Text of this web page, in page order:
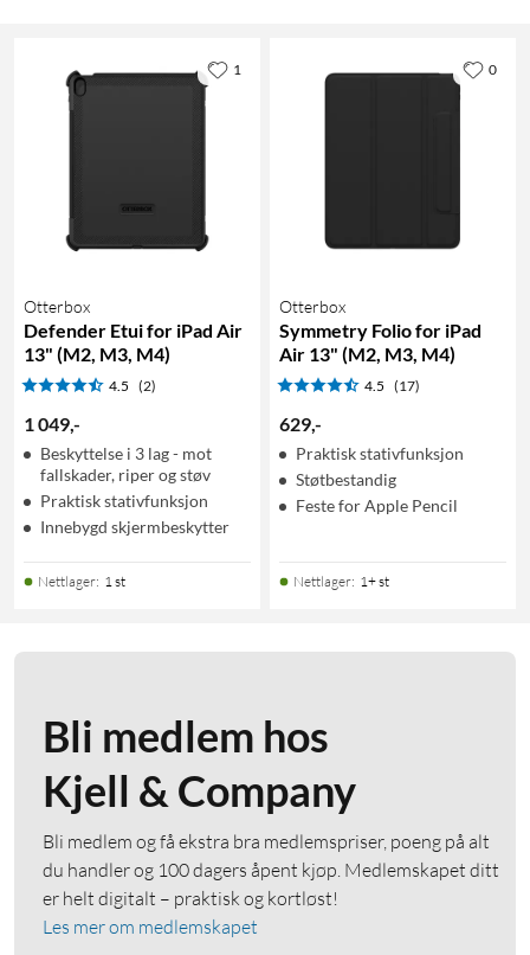
Otterbox
Defender Etui for iPad Air
13" (M2, M3, M4)
4.5 (2)
1 049,-
Beskyttelse i 3 lag - mot
fallskader, riper og støv
Praktisk stativfunksjon
Innebygd skjermbeskytter
Nettlager: 1 st
1
Otterbox
Symmetry Folio for iPad
Air 13" (M2, M3, M4)
4.5 (17)
629,-
Praktisk stativfunksjon
Støtbestandig
Feste for Apple Pencil
Nettlager: 1+ st
0
Bli medlem hos
Kjell & Company
Bli medlem og få ekstra bra medlemspriser, poeng på alt
du handler og 100 dagers åpent kjøp. Medlemskapet ditt
er helt digitalt – praktisk og kortløst!
Les mer om medlemskapet